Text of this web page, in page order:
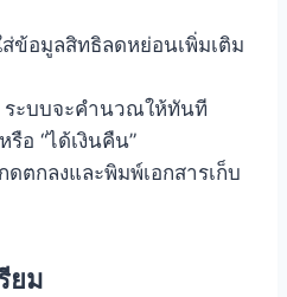
ข้อมูลสิทธิลดหย่อนเพิ่มเติม
ระบบจะคำนวณให้ทันที
รือ “ได้เงินคืน”
ตกลงและพิมพ์เอกสารเก็บ
ยม